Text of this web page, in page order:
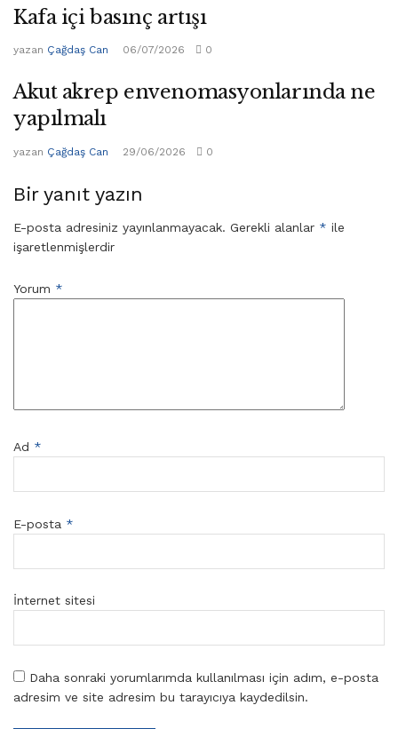
Kafa içi basınç artışı
yazan Çağdaş Can 06/07/2026 0
Akut akrep envenomasyonlarında ne
yapılmalı
yazan Çağdaş Can 29/06/2026 0
Bir yanıt yazın
E-posta adresiniz yayınlanmayacak. Gerekli alanlar * ile
işaretlenmişlerdir
Yorum *
Ad *
E-posta *
İnternet sitesi
Daha sonraki yorumlarımda kullanılması için adım, e-posta
adresim ve site adresim bu tarayıcıya kaydedilsin.